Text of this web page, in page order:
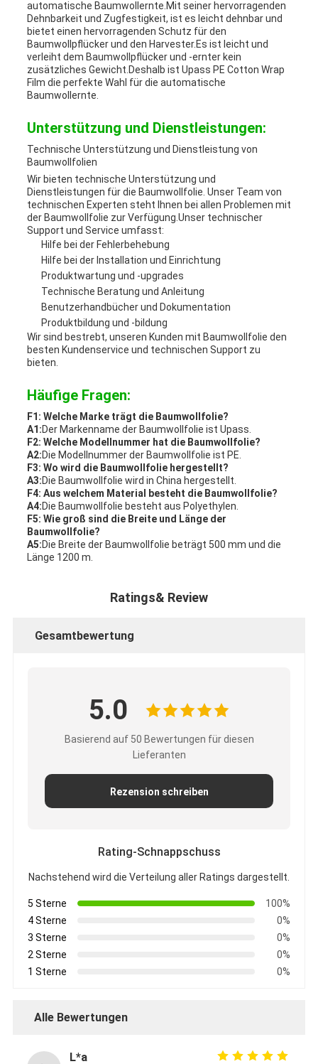
automatische Baumwollernte.Mit seiner hervorragenden
Dehnbarkeit und Zugfestigkeit, ist es leicht dehnbar und
bietet einen hervorragenden Schutz für den
Baumwollpflücker und den Harvester.Es ist leicht und
verleiht dem Baumwollpflücker und -ernter kein
zusätzliches Gewicht.Deshalb ist Upass PE Cotton Wrap
Film die perfekte Wahl für die automatische
Baumwollernte.
Unterstützung und Dienstleistungen:
Technische Unterstützung und Dienstleistung von
Baumwollfolien
Wir bieten technische Unterstützung und
Dienstleistungen für die Baumwollfolie. Unser Team von
technischen Experten steht Ihnen bei allen Problemen mit
der Baumwollfolie zur Verfügung.Unser technischer
Support und Service umfasst:
Hilfe bei der Fehlerbehebung
Hilfe bei der Installation und Einrichtung
Produktwartung und -upgrades
Technische Beratung und Anleitung
Benutzerhandbücher und Dokumentation
Produktbildung und -bildung
Wir sind bestrebt, unseren Kunden mit Baumwollfolie den
besten Kundenservice und technischen Support zu
bieten.
Häufige Fragen:
F1: Welche Marke trägt die Baumwollfolie?
A1:Der Markenname der Baumwollfolie ist Upass.
F2: Welche Modellnummer hat die Baumwollfolie?
A2:Die Modellnummer der Baumwollfolie ist PE.
F3: Wo wird die Baumwollfolie hergestellt?
A3:Die Baumwollfolie wird in China hergestellt.
F4: Aus welchem Material besteht die Baumwollfolie?
A4:Die Baumwollfolie besteht aus Polyethylen.
F5: Wie groß sind die Breite und Länge der
Baumwollfolie?
A5:Die Breite der Baumwollfolie beträgt 500 mm und die
Länge 1200 m.
Ratings& Review
Gesamtbewertung
5.0
Basierend auf 50 Bewertungen für diesen
Lieferanten
Rezension schreiben
Rating-Schnappschuss
Nachstehend wird die Verteilung aller Ratings dargestellt.
5 Sterne
100%
4 Sterne
0%
3 Sterne
0%
2 Sterne
0%
1 Sterne
0%
Alle Bewertungen
L*a